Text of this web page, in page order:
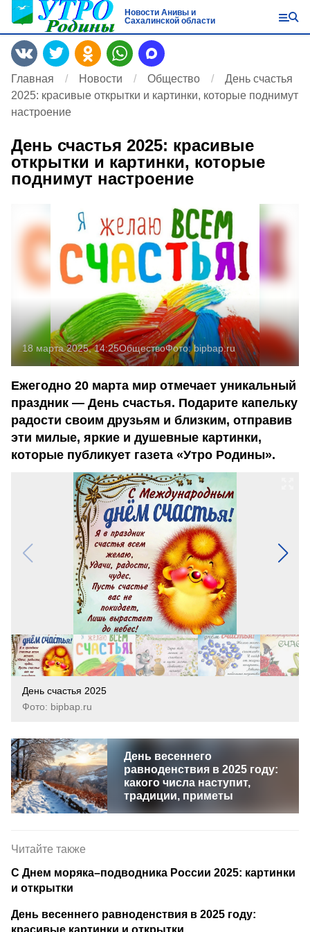
Новости Анивы и
Сахалинской области
Главная Новости Общество
День счастья
2025: красивые открытки и картинки, которые поднимут
настроение
День счастья 2025: красивые
открытки и картинки, которые
поднимут настроение
18 марта 2025, 14:25ОбществоФото:bipbap.ru
Ежегодно 20 марта мир отмечает уникальный
праздник — День счастья. Подарите капельку
радости своим друзьям и близким, отправив
эти милые, яркие и душевные картинки,
которые публикует газета «Утро Родины».
День счастья 2025
Фото: bipbap.ru
День весеннего
равноденствия в 2025 году:
какого числа наступит,
традиции, приметы
Читайте также
С Днем моряка–подводника России 2025: картинки
и открытки
День весеннего равноденствия в 2025 году:
красивые картинки и открытки